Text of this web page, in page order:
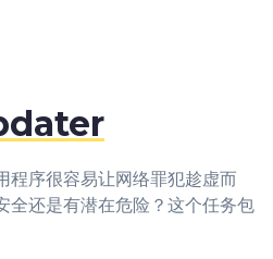
程序很容易让网络罪犯趁虚而
全还是有潜在危险？这个任务包